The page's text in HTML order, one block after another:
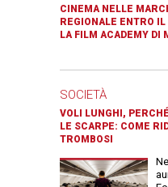
CINEMA NELLE
REGIONALE ENTRO
LA FILM ACADEMY DI
SOCIETÀ
VOLI LUNGHI,
LE SCARPE: COME
TROMBOSI